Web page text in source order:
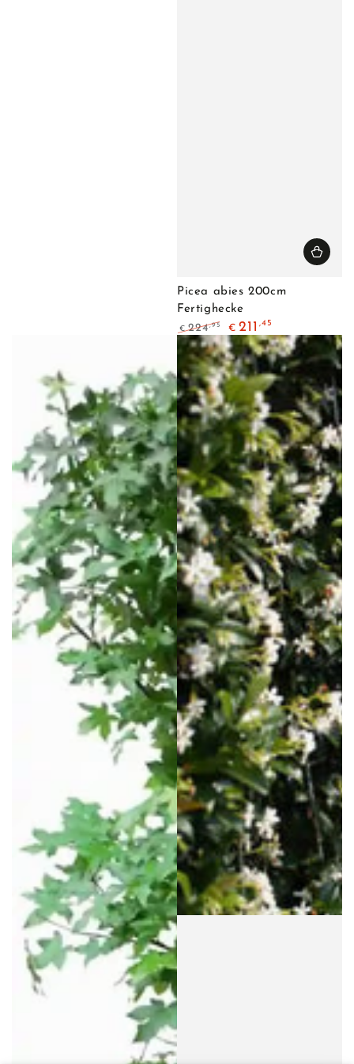
Picea abies 200cm
Fertighecke
Regulärer
Preis
€ 224,95
Verkaufspreis
€ 211 ,45